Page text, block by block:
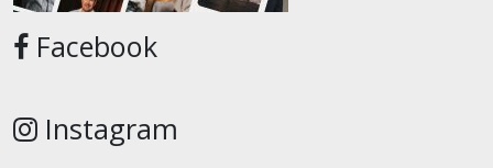
Facebook
Instagram